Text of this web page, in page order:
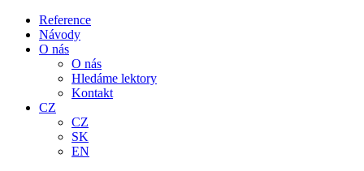
Reference
Návody
O nás
O nás
Hledáme lektory
Kontakt
CZ
CZ
SK
EN